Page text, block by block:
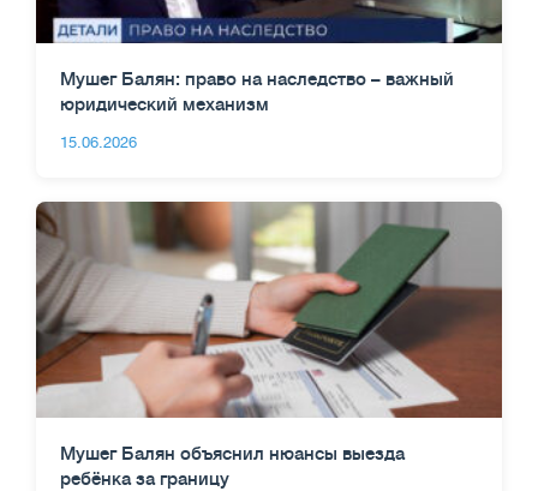
Мушег Балян: право на наследство – важный
юридический механизм
15.06.2026
Мушег Балян объяснил нюансы выезда
ребёнка за границу